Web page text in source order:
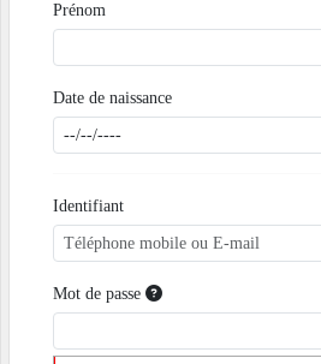
Prénom
Date de naissance
Identifiant
Mot de passe